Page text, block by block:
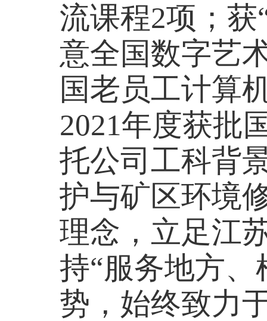
流课程2项；
意全国数字艺
国老员工计算
2021年度获批
托公司工科背
护与矿区环境
理念，立足江
持“服务地方
势，始终致力